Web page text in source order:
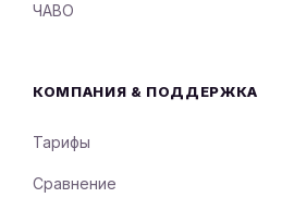
ЧАВО
КОМПАНИЯ & ПОДДЕРЖКА
Тарифы
Сравнение